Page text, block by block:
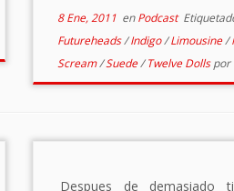
8 Ene, 2011enPodcast
Futureheads/Indigo/Limousine/
Scream/Suede/Twelve Dollspor
Despues de demasiado